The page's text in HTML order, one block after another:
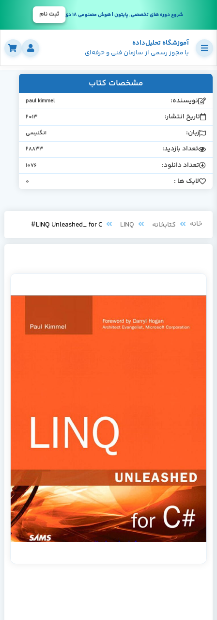
شروع دوره های تخصصی, پایتون | هوش مصنوعی 18 دی ثبت نام
آموزشگاه تحلیل‌داده
با مجوز رسمی از سازمان فنی و حرفه‌ای
مشخصات کتاب
نویسنده: paul kimmel
تاریخ انتشار: 2013
زبان: انگلیسی
تعداد بازدید: 28833
تعداد دانلود: 1076
لایک ها : 0
خانه کتابخانه LINQ
LINQ Unleashed_ for C#